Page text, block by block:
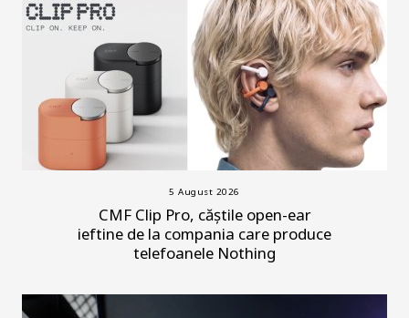
5 August 2026
CMF Clip Pro, căștile open-ear
ieftine de la compania care produce
telefoanele Nothing